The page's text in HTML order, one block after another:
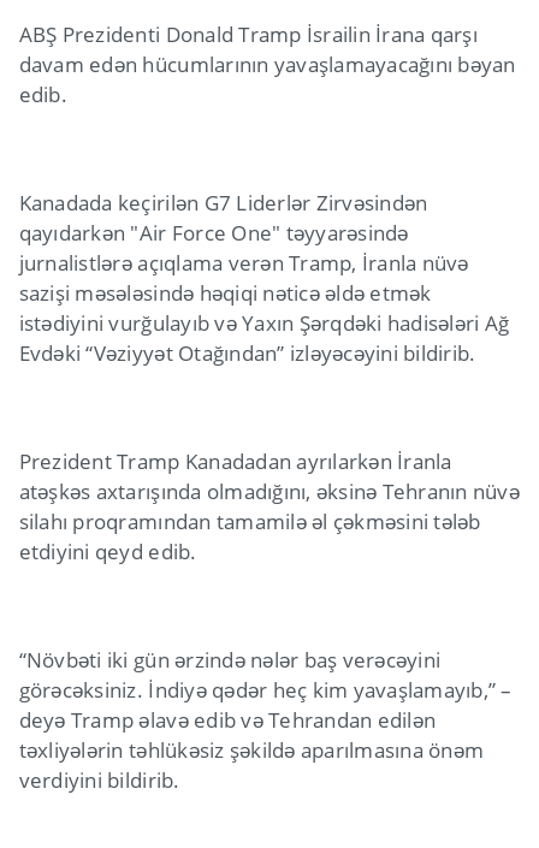
ABŞ Prezidenti Donald Tramp İsrailin İrana qarşı
davam edən hücumlarının yavaşlamayacağını bəyan
edib.
Kanadada keçirilən G7 Liderlər Zirvəsindən
qayıdarkən "Air Force One" təyyarəsində
jurnalistlərə açıqlama verən Tramp, İranla nüvə
sazişi məsələsində həqiqi nəticə əldə etmək
istədiyini vurğulayıb və Yaxın Şərqdəki hadisələri Ağ
Evdəki “Vəziyyət Otağından” izləyəcəyini bildirib.
Prezident Tramp Kanadadan ayrılarkən İranla
atəşkəs axtarışında olmadığını, əksinə Tehranın nüvə
silahı proqramından tamamilə əl çəkməsini tələb
etdiyini qeyd edib.
“Növbəti iki gün ərzində nələr baş verəcəyini
görəcəksiniz. İndiyə qədər heç kim yavaşlamayıb,” –
deyə Tramp əlavə edib və Tehrandan edilən
təxliyələrin təhlükəsiz şəkildə aparılmasına önəm
verdiyini bildirib.